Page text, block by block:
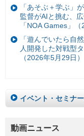
「あそぶ＋学ぶ」
監督がAIと挑む、
「NOA Games」（
「遊んでいたら自
人開発した対戦型
（2026年5月29日）
イベント・セミナ
動画ニュース